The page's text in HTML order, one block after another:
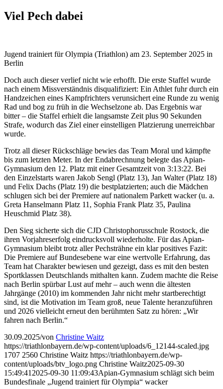
Viel Pech dabei
Jugend trainiert für Olympia (Triathlon) am 23. September 2025 in
Berlin
Doch auch dieser verlief nicht wie erhofft. Die erste Staffel wurde
nach einem Missverständnis disqualifiziert: Ein Athlet fuhr durch ein
Handzeichen eines Kampfrichters verunsichert eine Runde zu wenig
Rad und bog zu früh in die Wechselzone ab. Das Ergebnis war
bitter – die Staffel erhielt die langsamste Zeit plus 90 Sekunden
Strafe, wodurch das Ziel einer einstelligen Platzierung unerreichbar
wurde.
Trotz all dieser Rückschläge bewies das Team Moral und kämpfte
bis zum letzten Meter. In der Endabrechnung belegte das Apian-
Gymnasium den 12. Platz mit einer Gesamtzeit von 3:13:22. Bei
den Einzelstarts waren Jakob Sengl (Platz 13), Jan Walter (Platz 18)
und Felix Dachs (Platz 19) die bestplatzierten; auch die Mädchen
schlugen sich bei der Premiere auf nationalem Parkett wacker (u. a.
Greta Hanselmann Platz 11, Sophia Frank Platz 35, Paulina
Heuschmid Platz 38).
Den Sieg sicherte sich die CJD Christophorusschule Rostock, die
ihren Vorjahreserfolg eindrucksvoll wiederholte. Für das Apian-
Gymnasium bleibt trotz aller Pechsträhne ein klar positives Fazit:
Die Premiere auf Bundesebene war eine wertvolle Erfahrung, das
Team hat Charakter bewiesen und gezeigt, dass es mit den besten
Sportklassen Deutschlands mithalten kann. Zudem machte die Reise
nach Berlin spürbar Lust auf mehr – auch wenn die ältesten
Jahrgänge (2010) im kommenden Jahr nicht mehr startberechtigt
sind, ist die Motivation im Team groß, neue Talente heranzuführen
und 2026 vielleicht erneut den berühmten Satz zu hören: „Wir
fahren nach Berlin.“
30.09.2025/von Christine Waitz
https://triathlonbayern.de/wp-content/uploads/6_12144-scaled.jpg
1707 2560 Christine Waitz https://triathlonbayern.de/wp-
content/uploads/btv_logo.png Christine Waitz2025-09-30
15:49:41 2025-09-30 11:09:43Apian-Gymnasium schlägt sich beim
Bundesfinale „Jugend trainiert für Olympia“ wacker